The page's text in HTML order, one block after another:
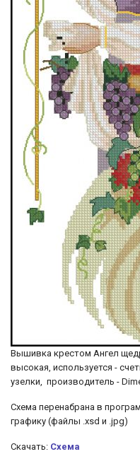
Вышивка крестом Ангел
высокая, используется -
узелки, производитель -
Схема перенабрана в
графику (файлы .xsd и .jpg)
Скачать: Схема